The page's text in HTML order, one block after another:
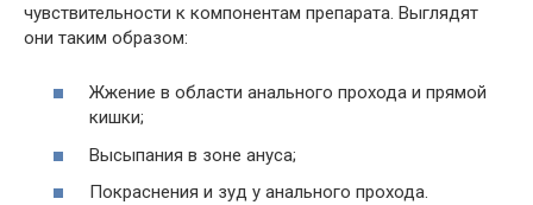
чувствительности к компонентам препарата. Выглядят
они таким образом:
Жжение в области анального прохода и прямой
кишки;
Высыпания в зоне ануса;
Покраснения и зуд у анального прохода.